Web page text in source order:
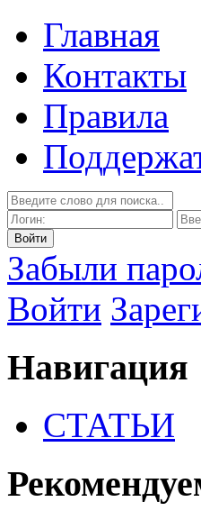
Главная
Контакты
Правила
Забыли
Войти
Навигация
СТАТЬИ